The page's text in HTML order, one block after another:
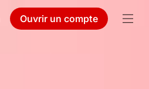
Ouvrir un compte